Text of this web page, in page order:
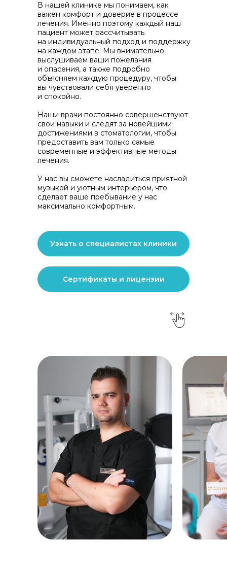
В нашей клинике мы понимаем, как
важен комфорт и доверие в процессе
лечения. Именно поэтому каждый наш
пациент может рассчитывать
на индивидуальный подход и поддержку
на каждом этапе. Мы внимательно
выслушиваем ваши пожелания
и опасения, а также подробно
объясняем каждую процедуру, чтобы
вы чувствовали себя уверенно
и спокойно.
Узнать о специалистах клиники
Сертификаты и лицензии
Наши врачи постоянно совершенствуют
свои навыки и следят за новейшими
достижениями в стоматологии, чтобы
предоставить вам только самые
современные и эффективные методы
лечения.
У нас вы сможете насладиться приятной
музыкой и уютным интерьером, что
сделает ваше пребывание у нас
максимально комфортным.